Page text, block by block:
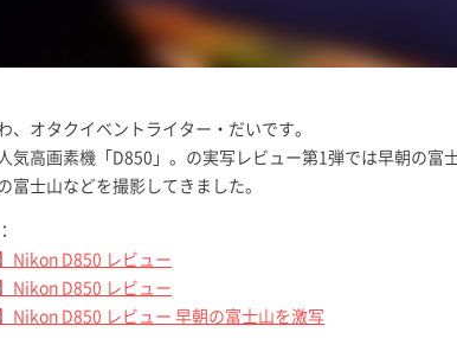
、オタクイベントライター・だいです。
気高画素機「D850」。の実写レビュー第1弾では早朝の富
富士山などを撮影してきました。
Nikon D850 レビュー
Nikon D850 レビュー
Nikon D850 レビュー 早朝の富士山を激写